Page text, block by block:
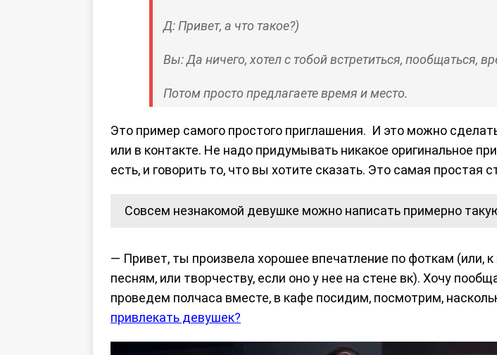
Д: Привет, а что такое?)
Вы: Да ничего, хотел с тобой встретиться, пообщаться,
Потом просто предлагаете время и место.
Это пример самого простого приглашения. И это можно
или в контакте. Не надо придумывать никакое оригинальное
есть, и говорить то, что вы хотите сказать. Это самая простая
Совсем незнакомой девушке можно написать примерно
— Привет, ты произвела хорошее впечатление по фоткам (или, к
песням, или творчеству, если оно у нее на стене вк). Хочу
проведем полчаса вместе, в кафе посидим, посмотрим,
привлекать девушек?